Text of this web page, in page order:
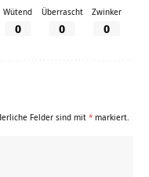
Wütend
0
Überrascht
0
Zwinker
0
Felder sind mit * markiert.